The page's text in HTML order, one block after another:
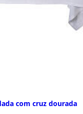
com cruz dourada